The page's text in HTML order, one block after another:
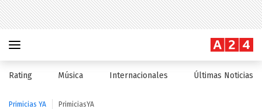
Rating Música Internacionales Últimas Noticias
Primicias YA PrimiciasYA